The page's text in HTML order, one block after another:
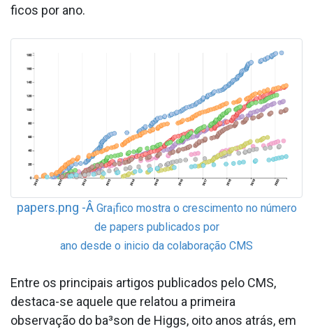
ficos por ano.
papers.png -Â Gra¡fico mostra o crescimento no número
de papers publicados por
ano desde o ini­cio da colaboração CMS
Entre os principais artigos publicados pelo CMS,
destaca-se aquele que relatou a primeira
observação do ba³son de Higgs, oito anos atrás, em